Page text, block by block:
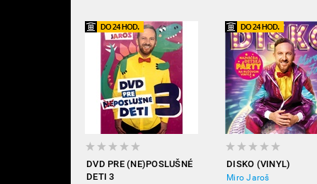
DVD PRE (NE)POSLUŠNÉ
DETI 3
DISKO (VINYL)
Miro Jaroš